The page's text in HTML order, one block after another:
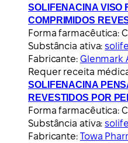
SOLIFENACINA VISO
COMPRIMIDOS
Forma farmacêutica:
Substância ativa:
Fabricante: Glenmark
Requer receita
SOLIFENACINA
REVESTIDOS POR
Forma farmacêutica:
Substância ativa:
Fabricante: Towa